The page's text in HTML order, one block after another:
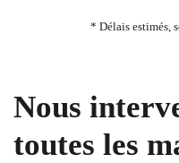
* Délais estimés,
Nous
toutes les